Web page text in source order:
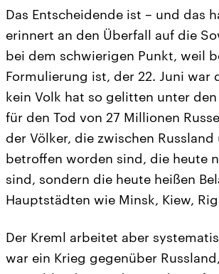
Das Entscheidende ist – und das
erinnert an den Überfall auf die
bei dem schwierigen Punkt, weil
Formulierung ist, der 22. Juni war
kein Volk hat so gelitten unter
für den Tod von 27 Millionen
der Völker, die zwischen
betroffen worden sind, die heute
sind, sondern die heute heißen
Hauptstädten wie Minsk, Kiew,
Der Kreml arbeitet aber
war ein Krieg gegenüber